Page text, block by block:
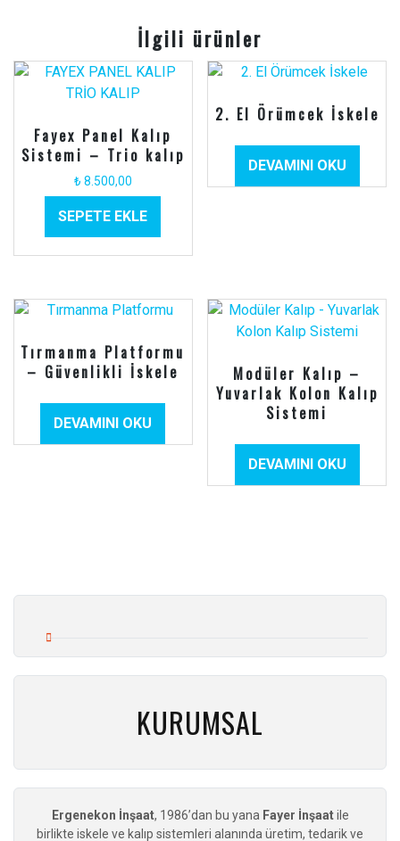
İlgili ürünler
Fayex Panel Kalıp
Sistemi – Trio kalıp
₺ 8.500,00
SEPETE EKLE
2. El Örümcek İskele
DEVAMINI OKU
Tırmanma Platformu
– Güvenlikli İskele
DEVAMINI OKU
Modüler Kalıp –
Yuvarlak Kolon Kalıp
Sistemi
DEVAMINI OKU
KURUMSAL
Ergenekon İnşaat, 1986’dan bu yana Fayer İnşaatile
birlikte iskele ve kalıp sistemleri alanında üretim, tedarik ve